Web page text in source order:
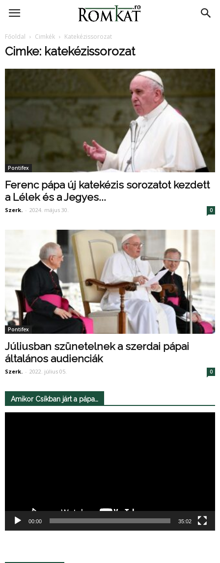
RomKat.ro
Főoldal Cimkék Katekézissorozat
Cimke: katekézissorozat
Pontifex
Ferenc pápa új katekézis sorozatot kezdett
a Lélek és a Jegyes...
Szerk. - 2024. május 30. 0
Pontifex
Júliusban szünetelnek a szerdai pápai
általános audienciák
Szerk. - 2022. július 05. 0
Amikor Csíkban járt a pápa…
00:00 35:02